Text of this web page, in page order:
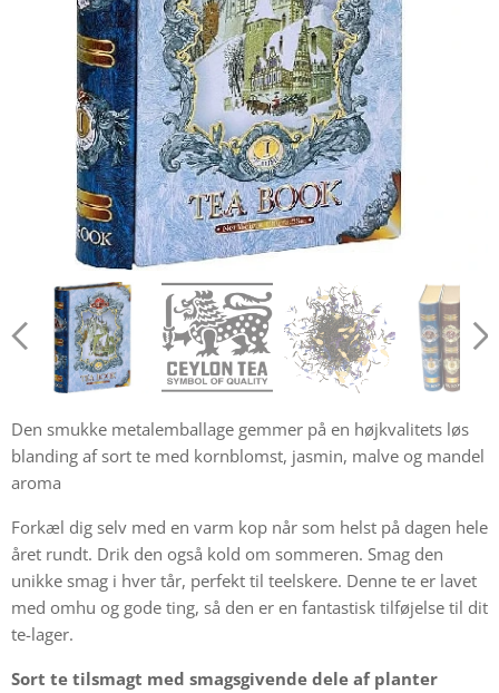
Den smukke metalemballage gemmer på en højkvalitets løs
blanding af sort te med kornblomst, jasmin, malve og mandel
aroma
Forkæl dig selv med en varm kop når som helst på dagen hele
året rundt. Drik den også kold om sommeren. Smag den
unikke smag i hver tår, perfekt til teelskere. Denne te er lavet
med omhu og gode ting, så den er en fantastisk tilføjelse til dit
te-lager.
Sort te tilsmagt med smagsgivende dele af planter